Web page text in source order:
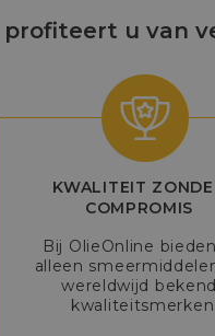
u van
KWALITEIT
COMPROMIS
Bij OlieOnline
alleen
wereldwijd
kwaliteitsmerken.